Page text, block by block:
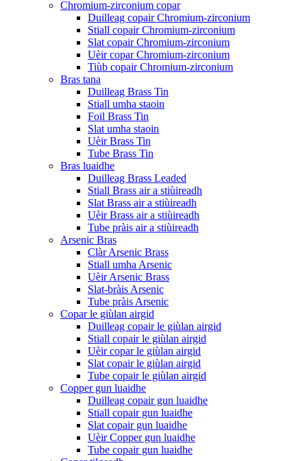
Chromium-zirconium copar
Duilleag copair Chromium-zirconium
Stiall copair Chromium-zirconium
Slat copair Chromium-zirconium
Uèir copar Chromium-zirconium
Tiùb copair Chromium-zirconium
Bras tana
Duilleag Brass Tin
Stiall umha staoin
Foil Brass Tin
Slat umha staoin
Uèir Brass Tin
Tube Brass Tin
Bras luaidhe
Duilleag Brass Leaded
Stiall Brass air a stiùireadh
Slat Brass air a stiùireadh
Uèir Brass air a stiùireadh
Tube pràis air a stiùireadh
Arsenic Bras
Clàr Arsenic Brass
Stiall umha Arsenic
Uèir Arsenic Brass
Slat-bràis Arsenic
Tube pràis Arsenic
Copar le giùlan airgid
Duilleag copair le giùlan airgid
Stiall copair le giùlan airgid
Uèir copar le giùlan airgid
Slat copair le giùlan airgid
Tube copair le giùlan airgid
Copper gun luaidhe
Duilleag copair gun luaidhe
Stiall copair gun luaidhe
Slat copair gun luaidhe
Uèir Copper gun luaidhe
Tube copair gun luaidhe